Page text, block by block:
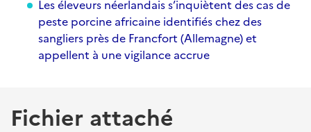
Les éleveurs néerlandais s’inquiètent des cas de
peste porcine africaine identifiés chez des
sangliers près de Francfort (Allemagne) et
appellent à une vigilance accrue
Fichier attaché